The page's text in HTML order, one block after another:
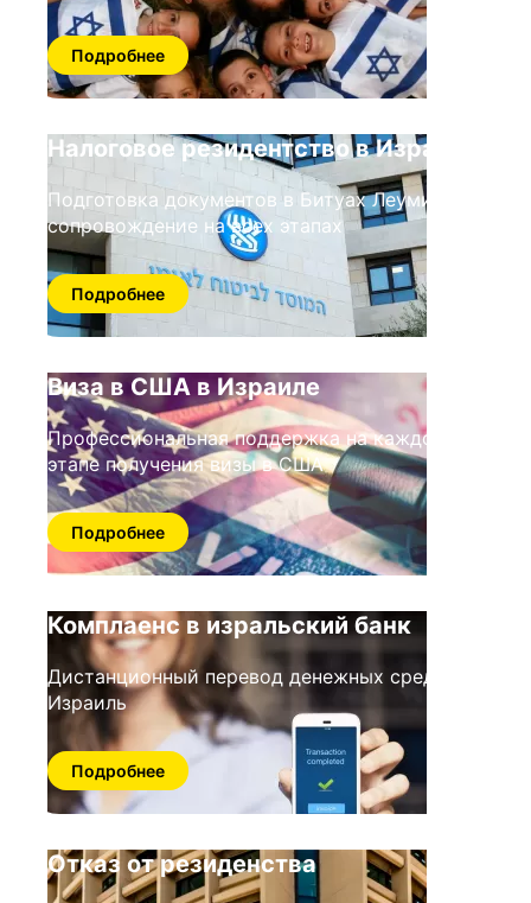
Подробнее
Налоговое резидентство в Израиле
Подготовка документов в Битуах Леуми,
сопровождение на всех этапах
Подробнее
Виза в США в Израиле
Профессиональная поддержка на каждом
этапе получения визы в США
Подробнее
Комплаенс в изральский банк
Дистанционный перевод денежных средств в
Израиль
Подробнее
Отказ от резиденства